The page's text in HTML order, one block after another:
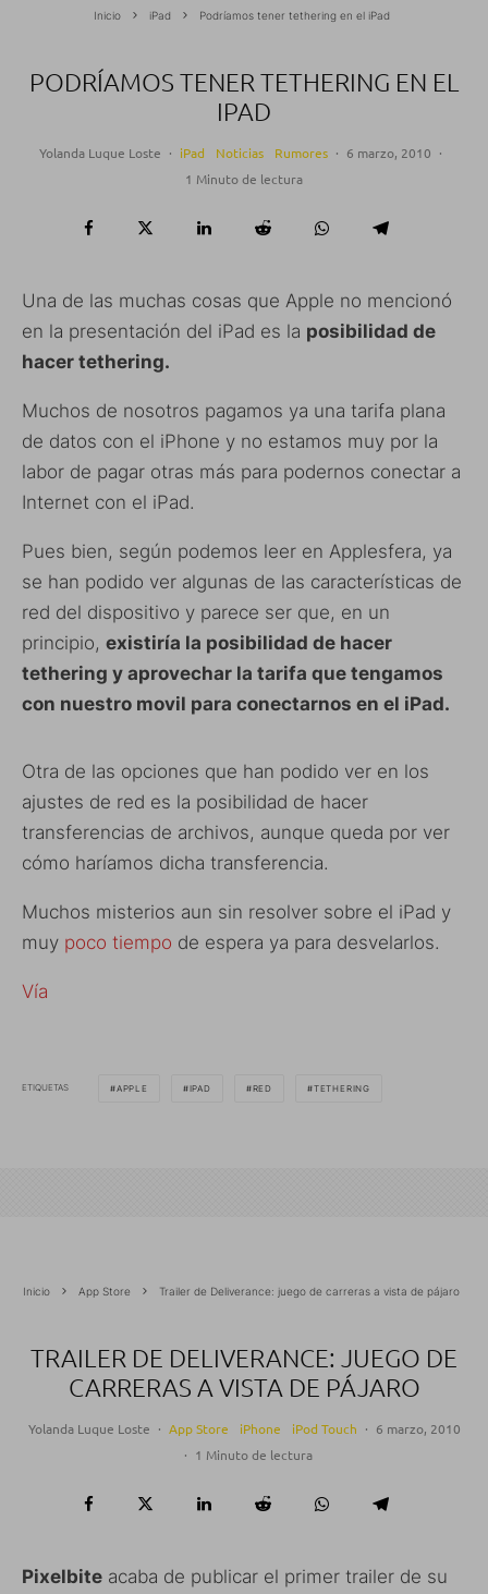
Inicio iPad Podríamos tener tethering en el iPad
PODRÍAMOS TENER TETHERING EN EL
IPAD
Yolanda Luque Loste · iPad Noticias Rumores · 6 marzo, 2010 ·
1 Minuto de lectura
Una de las muchas cosas que Apple no mencionó
en la presentación del iPad es la posibilidad de
hacer tethering.
Muchos de nosotros pagamos ya una tarifa plana
de datos con el iPhone y no estamos muy por la
labor de pagar otras más para podernos conectar a
Internet con el iPad.
Pues bien, según podemos leer en Applesfera, ya
se han podido ver algunas de las características de
red del dispositivo y parece ser que, en un
principio, existiría la posibilidad de hacer
tethering y aprovechar la tarifa que tengamos
con nuestro movil para conectarnos en el iPad.
Otra de las opciones que han podido ver en los
ajustes de red es la posibilidad de hacer
transferencias de archivos, aunque queda por ver
cómo haríamos dicha transferencia.
Muchos misterios aun sin resolver sobre el iPad y
muy poco tiempo de espera ya para desvelarlos.
Vía
ETIQUETAS APPLE IPAD RED TETHERING
Inicio App Store Trailer de Deliverance: juego de carreras a vista de pájaro
TRAILER DE DELIVERANCE: JUEGO DE
CARRERAS A VISTA DE PÁJARO
Yolanda Luque Loste · App Store iPhone iPod Touch · 6 marzo, 2010
· 1 Minuto de lectura
Pixelbite acaba de publicar el primer trailer de su